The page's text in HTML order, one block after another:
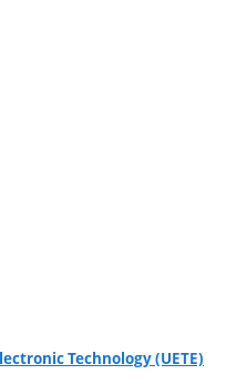
Technology (UETE)